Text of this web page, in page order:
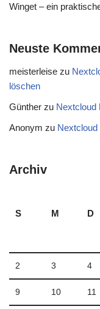
Winget – ein
Neuste
meisterleise zu
löschen
Günther zu Nextcloud
Anonym zu
Archiv
S
M D
2 3 4
9 10 11